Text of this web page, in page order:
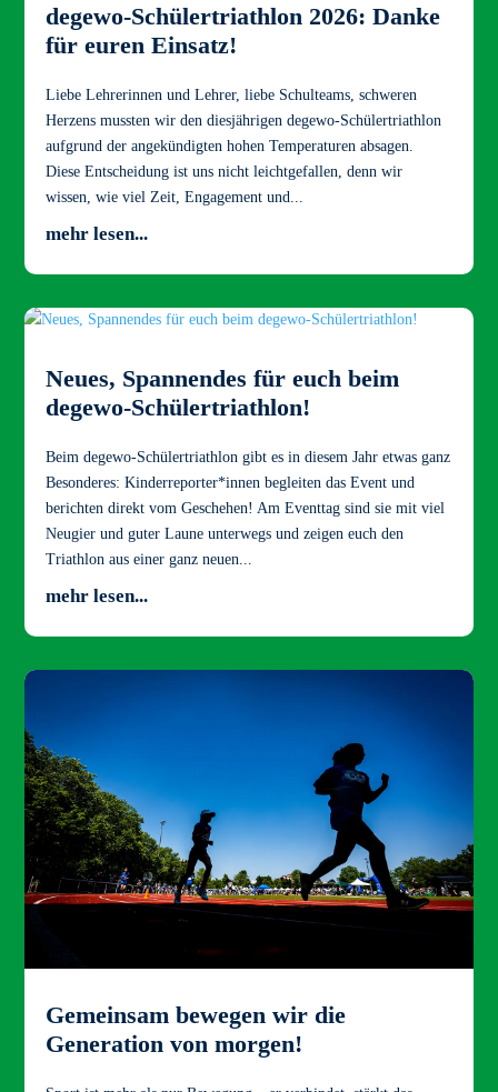
degewo-Schülertriathlon 2026: Danke
für euren Einsatz!
Liebe Lehrerinnen und Lehrer, liebe Schulteams, schweren
Herzens mussten wir den diesjährigen degewo-Schülertriathlon
aufgrund der angekündigten hohen Temperaturen absagen.
Diese Entscheidung ist uns nicht leichtgefallen, denn wir
wissen, wie viel Zeit, Engagement und...
mehr lesen...
Neues, Spannendes für euch beim
degewo-Schülertriathlon!
Beim degewo-Schülertriathlon gibt es in diesem Jahr etwas ganz
Besonderes: Kinderreporter*innen begleiten das Event und
berichten direkt vom Geschehen! Am Eventtag sind sie mit viel
Neugier und guter Laune unterwegs und zeigen euch den
Triathlon aus einer ganz neuen...
mehr lesen...
Gemeinsam bewegen wir die
Generation von morgen!